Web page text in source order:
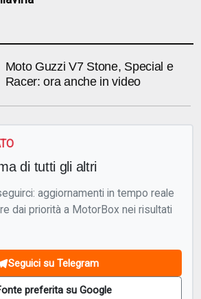
Moto Guzzi V7 Stone, Special e
Racer: ora anche in video
di tutti gli altri
aggiornamenti in tempo reale
dai priorità a MotorBox nei risultati
Seguici su Telegram
preferita su Google